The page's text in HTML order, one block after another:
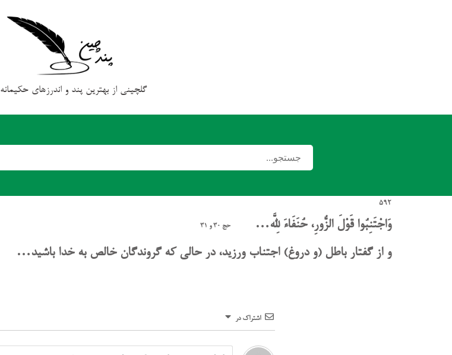
گلچینی از بهترین پند و اندرزهای حکیمانه
592
وَاجْتَنِبُوا قَوْلَ الزُّورِ، حُنَفَاءَ لِلَّه… حج 30 و 31
و از گفتار باطل (و دروغ) اجتناب ورزید، در حالی که گروندگان خالص به خدا باشید…
اشتراک در